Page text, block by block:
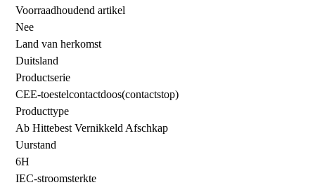
Voorraadhoudend artikel
Nee
Land van herkomst
Duitsland
Productserie
CEE-toestelcontactdoos(contactstop)
Producttype
Ab Hittebest Vernikkeld Afschkap
Uurstand
6H
IEC-stroomsterkte